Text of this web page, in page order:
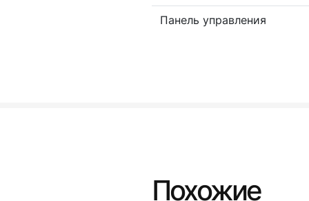
Панель управления
Похожие